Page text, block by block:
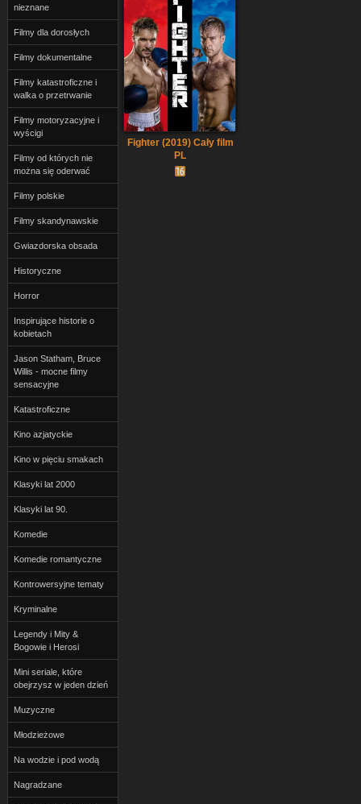
nieznane
Filmy dla dorosłych
Filmy dokumentalne
Filmy katastroficzne i
walka o przetrwanie
Filmy motoryzacyjne i
wyścigi
Filmy od których nie
można się oderwać
Filmy polskie
Filmy skandynawskie
Gwiazdorska obsada
Historyczne
Horror
Inspirujące historie o
kobietach
Jason Statham, Bruce
Willis - mocne filmy
sensacyjne
Katastroficzne
Kino azjatyckie
Kino w pięciu smakach
Klasyki lat 2000
Klasyki lat 90.
Komedie
Komedie romantyczne
Kontrowersyjne tematy
Kryminalne
Legendy i Mity &
Bogowie i Herosi
Mini seriale, które
obejrzysz w jeden dzień
Muzyczne
Młodzieżowe
Na wodzie i pod wodą
Nagradzane
Fighter (2019) Cały film
PL